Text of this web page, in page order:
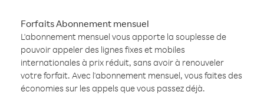
Forfaits Abonnement mensuel
L'abonnement mensuel vous apporte la souplesse de
pouvoir appeler des lignes fixes et mobiles
internationales à prix réduit, sans avoir à renouveler
votre forfait. Avec l'abonnement mensuel, vous faites des
économies sur les appels que vous passez déjà.